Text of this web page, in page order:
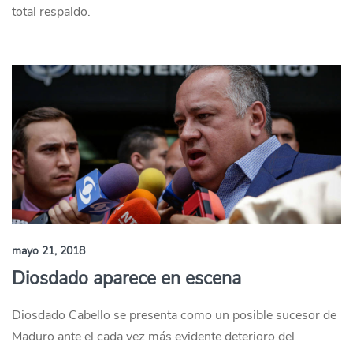
total respaldo.
mayo 21, 2018
Diosdado aparece en escena
Diosdado Cabello se presenta como un posible sucesor de
Maduro ante el cada vez más evidente deterioro del